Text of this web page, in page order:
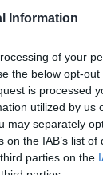
Information
of your
the below opt-out
is processed
utilized by us
may separately
the IAB’s list of
parties on the